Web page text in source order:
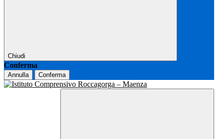
Chiudi
Conferma
Annulla Conferma